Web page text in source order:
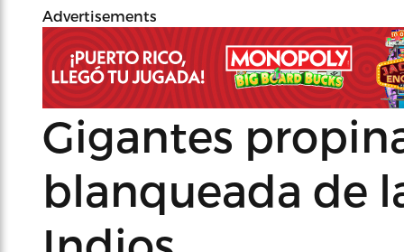
Advertisements
Gigantes
blanqueada de